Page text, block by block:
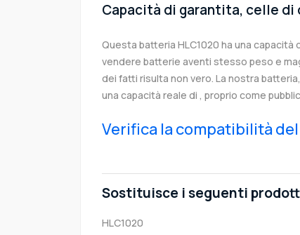
Capacità di garantita, celle di
Questa batteria HLC1020 ha una capacità
vendere batterie aventi stesso peso e
dei fatti risulta non vero. La nostra
una capacità reale di , proprio come
Verifica la compatibilità
Sostituisce i seguenti
HLC1020